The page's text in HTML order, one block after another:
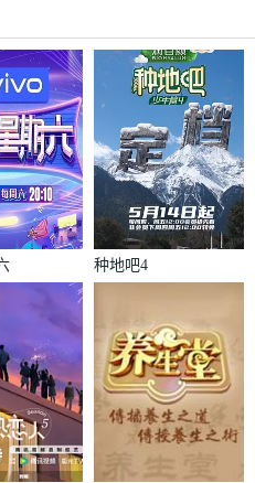
种地吧4